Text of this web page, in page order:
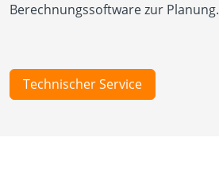
Berechnungssoftware zur Planung.
Technischer Service